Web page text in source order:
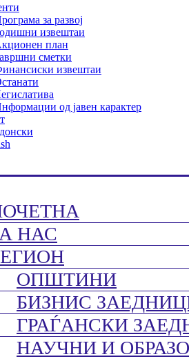
за развој
извештаи
план
сметки
извештаи
од јавен карактер
НАС
ОПШТИНИ
БИЗНИС
ГРАЃАНСКИ
НАУЧНИ И